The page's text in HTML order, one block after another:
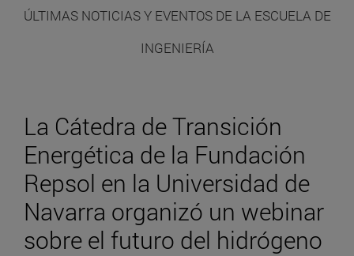
ÚLTIMAS NOTICIAS Y EVENTOS DE LA ESCUELA DE
INGENIERÍA
La Cátedra de Transición
Energética de la Fundación
Repsol en la Universidad de
Navarra organizó un webinar
sobre el futuro del hidrógeno